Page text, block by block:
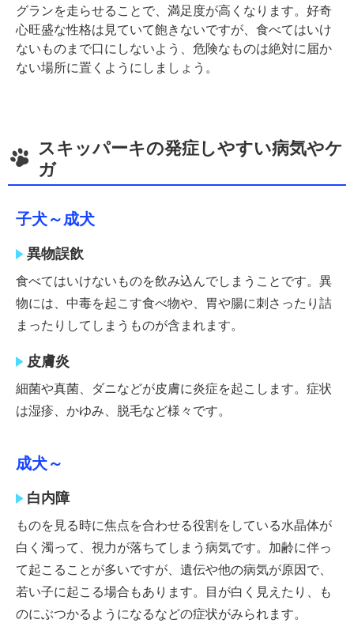
グランを走らせることで、満足度が高くなります。好奇
心旺盛な性格は見ていて飽きないですが、食べてはいけ
ないものまで口にしないよう、危険なものは絶対に届か
ない場所に置くようにしましょう。
スキッパーキの発症しやすい病気やケ
ガ
子犬～成犬
異物誤飲
食べてはいけないものを飲み込んでしまうことです。異
物には、中毒を起こす食べ物や、胃や腸に刺さったり詰
まったりしてしまうものが含まれます。
皮膚炎
細菌や真菌、ダニなどが皮膚に炎症を起こします。症状
は湿疹、かゆみ、脱毛など様々です。
成犬～
白内障
ものを見る時に焦点を合わせる役割をしている水晶体が
白く濁って、視力が落ちてしまう病気です。加齢に伴っ
て起こることが多いですが、遺伝や他の病気が原因で、
若い子に起こる場合もあります。目が白く見えたり、も
のにぶつかるようになるなどの症状がみられます。